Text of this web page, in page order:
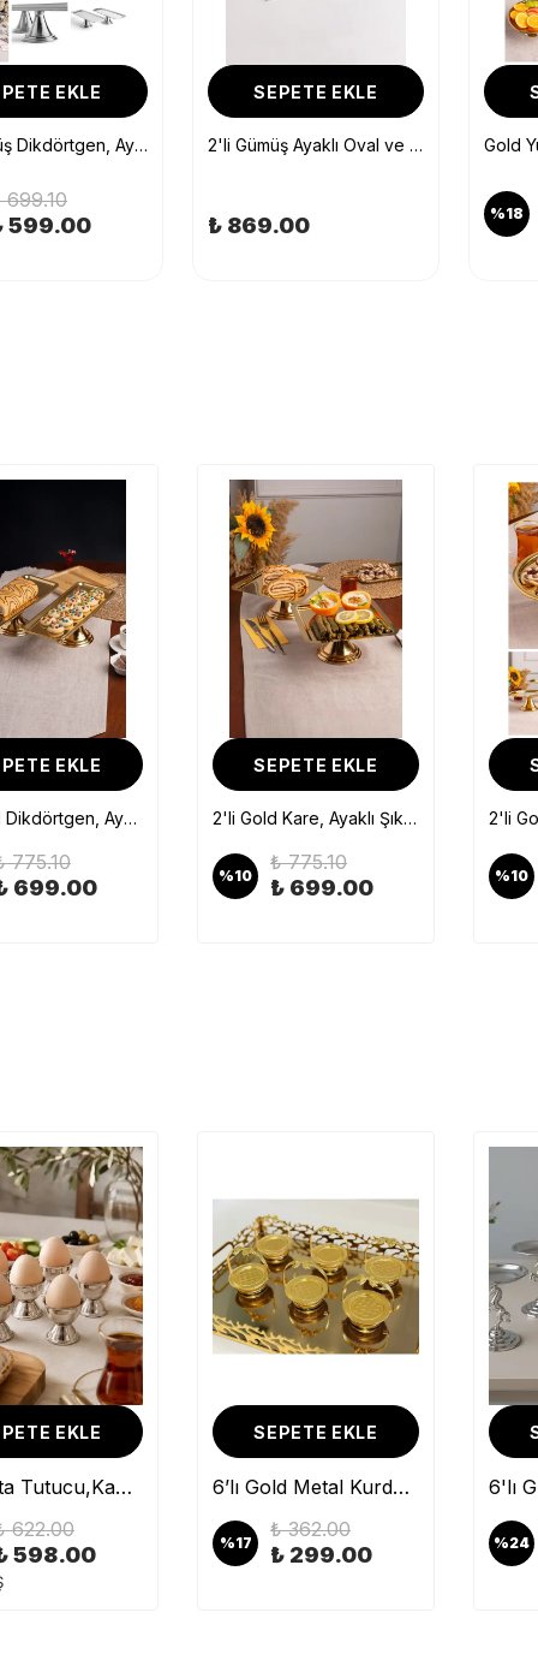
EKLE
2'li Gümüş Yuvarlak, Ayaklı Şık Kek, Pasta, Kurabiye ve Tatlı Servis Sunum Standı
SEPETE EKLE
Gümüş Yuvarlak, Ayaklı Şık Kek, Pasta, Kurabiye ve Tatlı Servis Sunum Standı
% 17 ₺ 330.00 ₺
EKLE
Gümüş Kare, Ayaklı Şık Kek, Pasta, Kurabiye ve Tatlı Servis Sunum Standı
399.10
330.00
SEPETE EKLE
Gümüş Yuvarlak, Ayaklı Şık Kek, Pasta, Kurabiye ve Tatlı Servis Sunum Standı
%17
₺ 399.10
₺ 330.00 %18
EKLE
3'lü Atlı Gold Lokumluk, Çay ve Kahve Yanı Sunumluk, Metal Şekerlik, Makaronluk
SEPETE EKLE
6 Adet 12 cm Gümüş Yuvarlak paslanmaz çelik,lokumluk,ikramlık, pasta servis,Kahve Fincan altlığı
₺ 324.20 ₺